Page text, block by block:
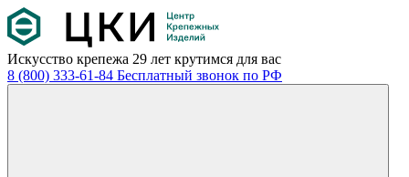
Искусство крепежа 29 лет крутимся для вас
8 (800) 333-61-84 Бесплатный звонок по РФ